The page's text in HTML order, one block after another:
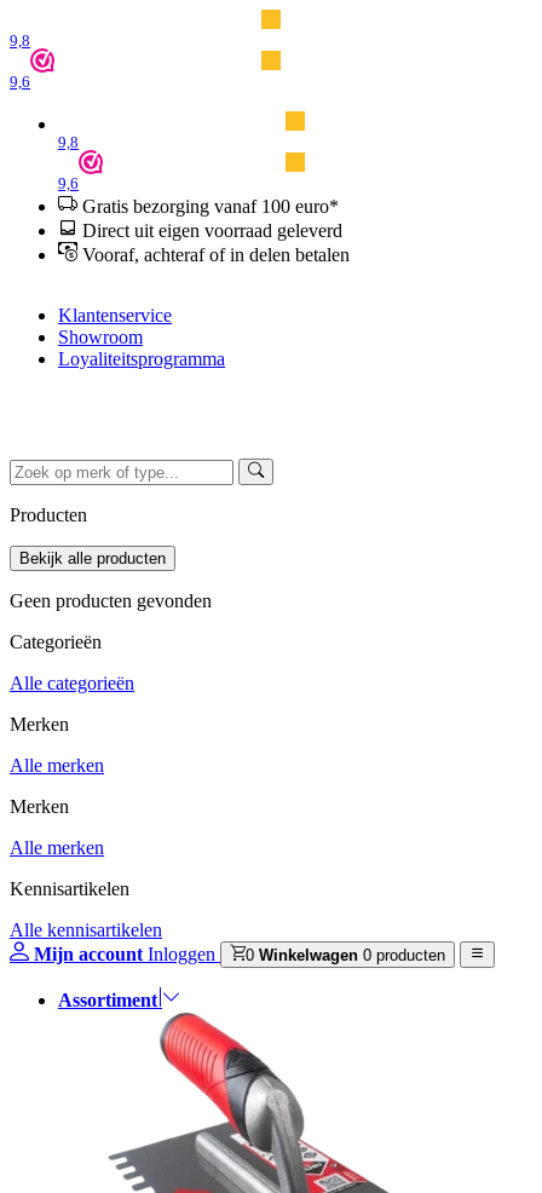
9,8
9,6
9,8
9,6
Gratis bezorging vanaf 100 euro*
Direct uit eigen voorraad geleverd
Vooraf, achteraf of in delen betalen
Klantenservice
Showroom
Loyaliteitsprogramma
Producten
Geen producten gevonden
Categorieën
Alle categorieën
Merken
Alle merken
Merken
Alle merken
Kennisartikelen
Alle kennisartikelen
Mijn account Inloggen 0 Winkelwagen 0 producten
Assortiment